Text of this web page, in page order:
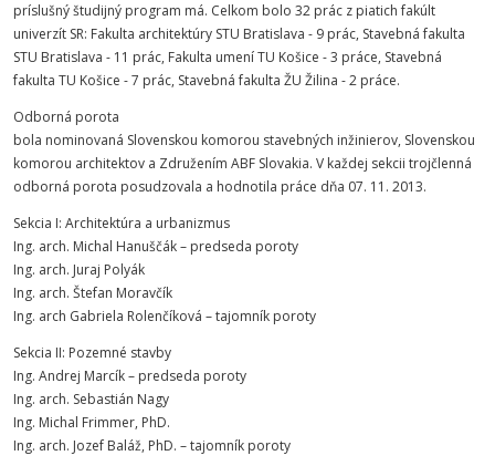
príslušný študijný program má. Celkom bolo 32 prác z piatich fakúlt
univerzít SR: Fakulta architektúry STU Bratislava - 9 prác, Stavebná fakulta
STU Bratislava - 11 prác, Fakulta umení TU Košice - 3 práce, Stavebná
fakulta TU Košice - 7 prác, Stavebná fakulta ŽU Žilina - 2 práce.
Odborná porota
bola nominovaná Slovenskou komorou stavebných inžinierov, Slovenskou
komorou architektov a Združením ABF Slovakia. V každej sekcii trojčlenná
odborná porota posudzovala a hodnotila práce dňa 07. 11. 2013.
Sekcia I: Architektúra a urbanizmus
Ing. arch. Michal Hanuščák – predseda poroty
Ing. arch. Juraj Polyák
Ing. arch. Štefan Moravčík
Ing. arch Gabriela Rolenčíková – tajomník poroty
Sekcia II: Pozemné stavby
Ing. Andrej Marcík – predseda poroty
Ing. arch. Sebastián Nagy
Ing. Michal Frimmer, PhD.
Ing. arch. Jozef Baláž, PhD. – tajomník poroty